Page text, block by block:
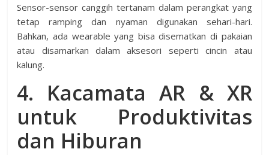
Sensor-sensor canggih tertanam dalam perangkat yang
tetap ramping dan nyaman digunakan sehari-hari.
Bahkan, ada wearable yang bisa disematkan di pakaian
atau disamarkan dalam aksesori seperti cincin atau
kalung.
4. Kacamata AR & XR
untuk Produktivitas
dan Hiburan